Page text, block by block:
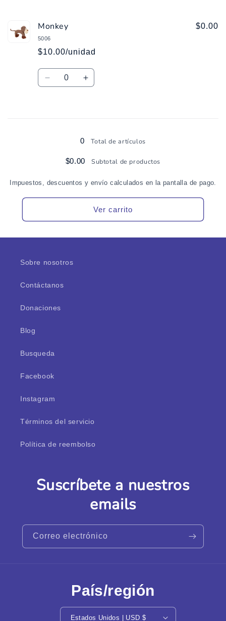
Sheep
Monkey
5006
$10.00/unidad
$0.00
Cantidad
Reducir
Aumentar
0 Total de artículos
$0.00 Subtotal de productos
Impuestos, descuentos y envío calculados en la pantalla de pago.
Ver carrito
Sobre nosotros
Contáctanos
Donaciones
Blog
Busqueda
Facebook
Instagram
Términos del servicio
Política de reembolso
Suscríbete a nuestros
emails
Correo electrónico
País/región
Estados Unidos | USD $